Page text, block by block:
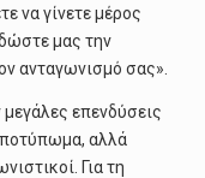
να γίνετε μέρος
μας την
ανταγωνισμό σας».
επενδύσεις
αλλά
Για τη